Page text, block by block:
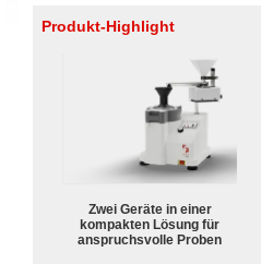
Produkt-Highlight
Zwei Geräte in einer
kompakten Lösung für
anspruchsvolle Proben